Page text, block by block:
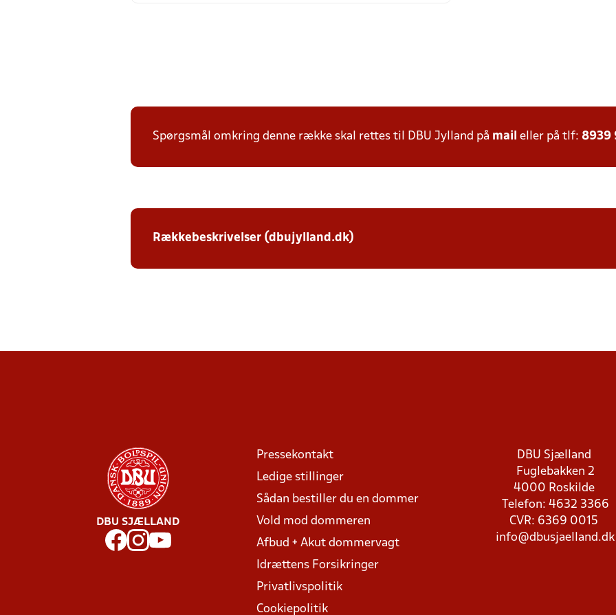
Spørgsmål omkring denne række skal rettes til DBU Jylland på mail eller på tlf: 8939
Rækkebeskrivelser (dbujylland.dk)
DBU SJÆLLAND
Pressekontakt
Ledige stillinger
Sådan bestiller du en dommer
Vold mod dommeren
Afbud + Akut dommervagt
Idrættens Forsikringer
Privatlivspolitik
Cookiepolitik
DBU Sjælland
Fuglebakken 2
4000 Roskilde
Telefon: 4632 3366
CVR: 6369 0015
info@dbusjaelland.dk